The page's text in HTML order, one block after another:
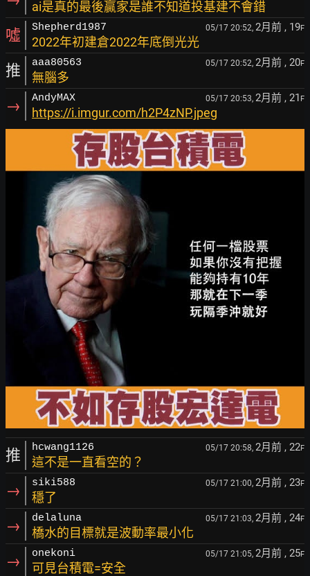
ai是真的最後贏家是誰不知道投基建不會錯
噓 Shepherd1987 05/17 20:52, 2月前 , 19F
2022年初建倉2022年底倒光光
推 aaa80563 05/17 20:52, 2月前 , 20F
無腦多
→ AndyMAX 05/17 20:53, 2月前 , 21 F
https://i.imgur.com/h2P4zNP.jpeg
推 hcwang1126 05/17 20:58, 2月前 , 22F
這不是一直看空的？
→ siki588 05/17 21:00, 2月前 , 23F
穩了
→ delaluna 05/17 21:03, 2月前 , 24F
橋水的目標就是波動率最小化
→ onekoni 05/17 21:05, 2月前 , 25F
可見台積電=安全